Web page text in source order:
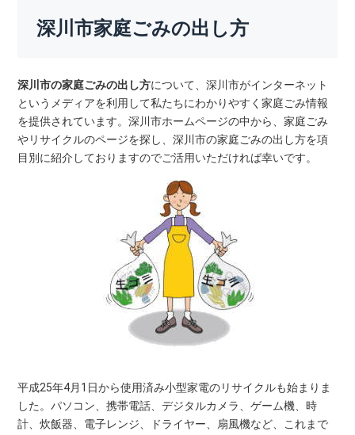
深川市家庭ごみの出し方
深川市の家庭ごみの出し方について、深川市がインターネット
というメディアを利用して私たちにわかりやすく家庭ごみ情報
を提供されています。深川市ホームページの中から、家庭ごみ
やリサイクルのページを探し、深川市の家庭ごみの出し方を項
目別に紹介しておりますのでご活用いただければ幸いです。
平成25年4月1日から使用済み小型家電のリサイクルも始まりま
した。パソコン、携帯電話、デジタルカメラ、ゲーム機、時
計、炊飯器、電子レンジ、ドライヤー、扇風機など、これまで